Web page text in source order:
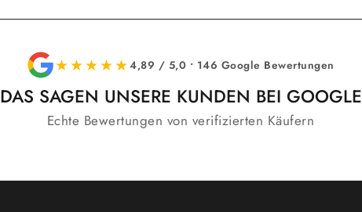
★★★★★4,89 / 5,0 • 146 Google Bewertungen
DAS SAGEN UNSERE KUNDEN BEI GOOGLE
Echte Bewertungen von verifizierten Käufern